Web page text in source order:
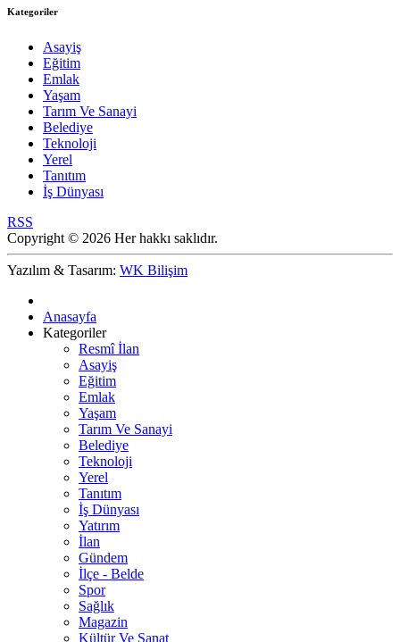
Kategoriler
Asayiş
Eğitim
Emlak
Yaşam
Tarım Ve Sanayi
Belediye
Teknoloji
Yerel
Tanıtım
İş Dünyası
RSS
Copyright © 2026 Her hakkı saklıdır.
Yazılım & Tasarım: WK Bilişim
Anasayfa
Kategoriler
Resmî İlan
Asayiş
Eğitim
Emlak
Yaşam
Tarım Ve Sanayi
Belediye
Teknoloji
Yerel
Tanıtım
İş Dünyası
Yatırım
İlan
Gündem
İlçe - Belde
Spor
Sağlık
Magazin
Kültür Ve Sanat